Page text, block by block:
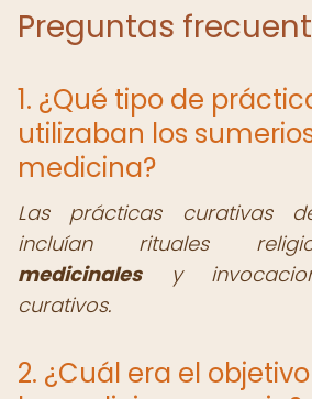
Preguntas
1. ¿Qué tipo de
utilizaban los
medicina?
Las prácticas curativas
incluían rituales
medicinalesy
curativos.
2. ¿Cuál era el